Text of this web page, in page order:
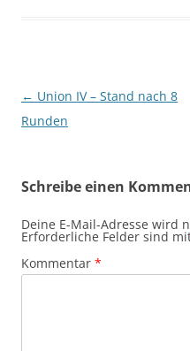
Beitragsnavigation
← Union IV – Stand nach 8
Runden
Schreibe einen
Deine E-Mail-Adresse wird
Erforderliche Felder sind
Kommentar *